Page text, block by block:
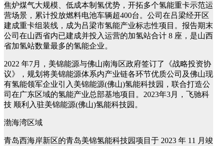
焦炉煤气大规模、低成本制氢优势，开拓多个氢能重卡示范运
营场景，累计投放燃料电池车辆超400台。公司在吕梁经开区
建成重卡组装线，成为吕梁市氢能产业标志性项目。报告期末
公司在山西省内已建成并投入运营的加氢站合计 8 座，是山西
省加氢站数量最多的氢能企业。
2022 年7月，美锦能源与佛山南海区政府签订了《战略投资协
议》，规划将美锦能源体系内产业链各环节优质公司及佛山现
有氢能领军企业引入美锦能源(佛山)氢能科技园，联合打造公
司在广东区域的氢能产业总部基地项目。2023年3月，飞驰科
技 顺利入驻美锦能源(佛山)氢能科技园。
渤海湾区域
青岛西海岸新区的青岛美锦氢能科技园项目于 2023 年 11 月竣